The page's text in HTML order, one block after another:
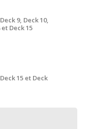
9, Deck 10,
et Deck 15
15 et Deck